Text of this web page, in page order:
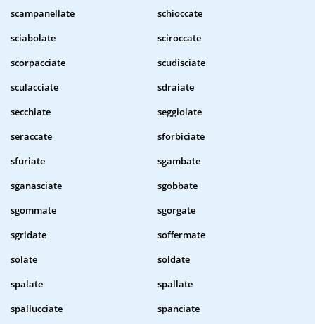
scampanellate
schioccate
sciabolate
sciroccate
scorpacciate
scudisciate
sculacciate
sdraiate
secchiate
seggiolate
seraccate
sforbiciate
sfuriate
sgambate
sganasciate
sgobbate
sgommate
sgorgate
sgridate
soffermate
solate
soldate
spalate
spallate
spallucciate
spanciate